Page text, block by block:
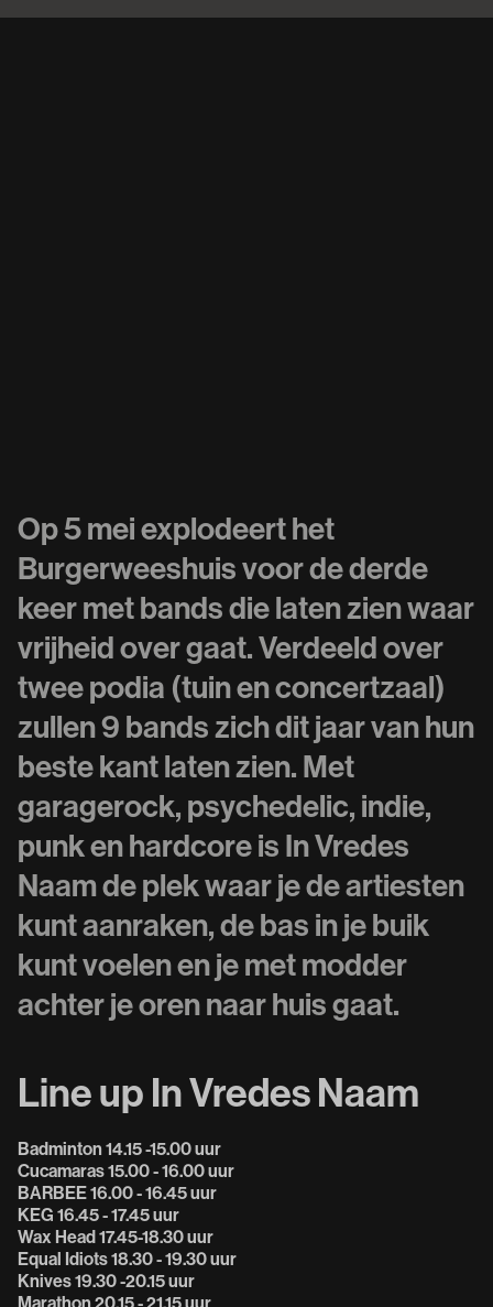
Op 5 mei explodeert het
Burgerweeshuis voor de derde
keer met bands die laten zien waar
vrijheid over gaat. Verdeeld over
twee podia (tuin en concertzaal)
zullen 9 bands zich dit jaar van hun
beste kant laten zien. Met
garagerock, psychedelic, indie,
punk en hardcore is In Vredes
Naam de plek waar je de artiesten
kunt aanraken, de bas in je buik
kunt voelen en je met modder
achter je oren naar huis gaat.
Line up In Vredes Naam
Badminton 14.15 -15.00 uur
Cucamaras 15.00 - 16.00 uur
BARBEE 16.00 - 16.45 uur
KEG 16.45 - 17.45 uur
Wax Head 17.45-18.30 uur
Equal Idiots 18.30 - 19.30 uur
Knives 19.30 -20.15 uur
Marathon 20.15 - 21.15 uur